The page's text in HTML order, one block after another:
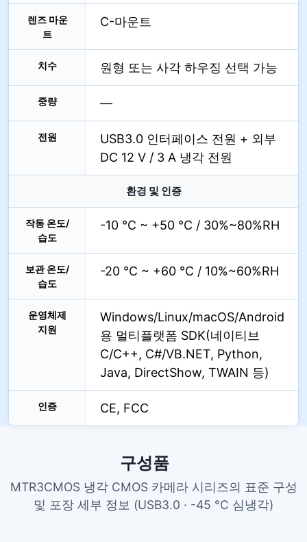
렌즈 마운
트
C-마운트
치수 원형 또는 사각 하우징 선택 가능
중량 —
전원
USB3.0 인터페이스 전원 + 외부
DC 12 V / 3 A 냉각 전원
환경 및 인증
작동 온도/
습도
-10 °C ~ +50 °C / 30%~80%RH
보관 온도/
습도
-20 °C ~ +60 °C / 10%~60%RH
운영체제
지원
Windows/Linux/macOS/Android
용 멀티플랫폼 SDK(네이티브
C/C++, C#/VB.NET, Python,
Java, DirectShow, TWAIN 등)
인증 CE, FCC
구성품
MTR3CMOS 냉각 CMOS 카메라 시리즈의 표준 구성
및 포장 세부 정보 (USB3.0 · -45 °C 심냉각)